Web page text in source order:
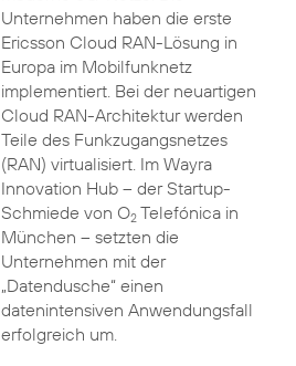
Unternehmen haben die erste
Ericsson Cloud RAN-Lösung in
Europa im Mobilfunknetz
implementiert. Bei der neuartigen
Cloud RAN-Architektur werden
Teile des Funkzugangsnetzes
(RAN) virtualisiert. Im Wayra
Innovation Hub – der Startup-
Schmiede von O2Telefónica in
München – setzten die
Unternehmen mit der
„Datendusche“ einen
datenintensiven Anwendungsfall
erfolgreich um.